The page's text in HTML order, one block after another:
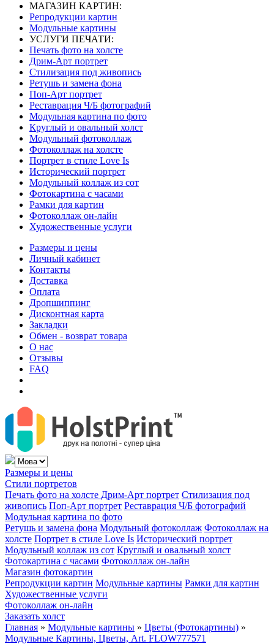
МАГАЗИН КАРТИН:
Репродукции картин
Модульные картины
УСЛУГИ ПЕЧАТИ:
Печать фото на холсте
Дрим-Арт портрет
Стилизация под живопись
Ретушь и замена фона
Поп-Арт портрет
Реставрация Ч/Б фотографий
Модульная картина по фото
Круглый и овальный холст
Модульный фотоколлаж
Фотоколлаж на холсте
Портрет в стиле Love Is
Исторический портрет
Модульный коллаж из сот
Фотокартина с часами
Рамки для картин
Фотоколлаж он-лайн
Художественные услуги
Размеры и цены
Личный кабинет
Контакты
Доставка
Оплата
Дропшиппинг
Дисконтная карта
Закладки
Обмен - возврат товара
О нас
Отзывы
FAQ
Размеры и цены
Стили портретов
Печать фото на холсте Дрим-Арт портрет Стилизация под
живопись Поп-Арт портрет Реставрация Ч/Б фотографий
Модульная картина по фото
Ретушь и замена фона Модульный фотоколлаж Фотоколлаж на
холсте Портрет в стиле Love Is Исторический портрет
Модульный коллаж из сот Круглый и овальный холст
Фотокартина с часами Фотоколлаж он-лайн
Магазин фотокартин
Репродукции картин Модульные картины Рамки для картин
Художественные услуги
Фотоколлаж он-лайн
Заказать холст
Главная » Модульные картины » Цветы (Фотокартины) »
Модульные Картины, Цветы, Art. FLOW777571